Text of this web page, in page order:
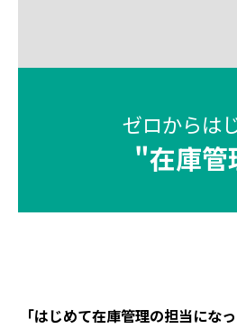
ゼロからは
"在庫管
「はじめて在庫管理の担当にな